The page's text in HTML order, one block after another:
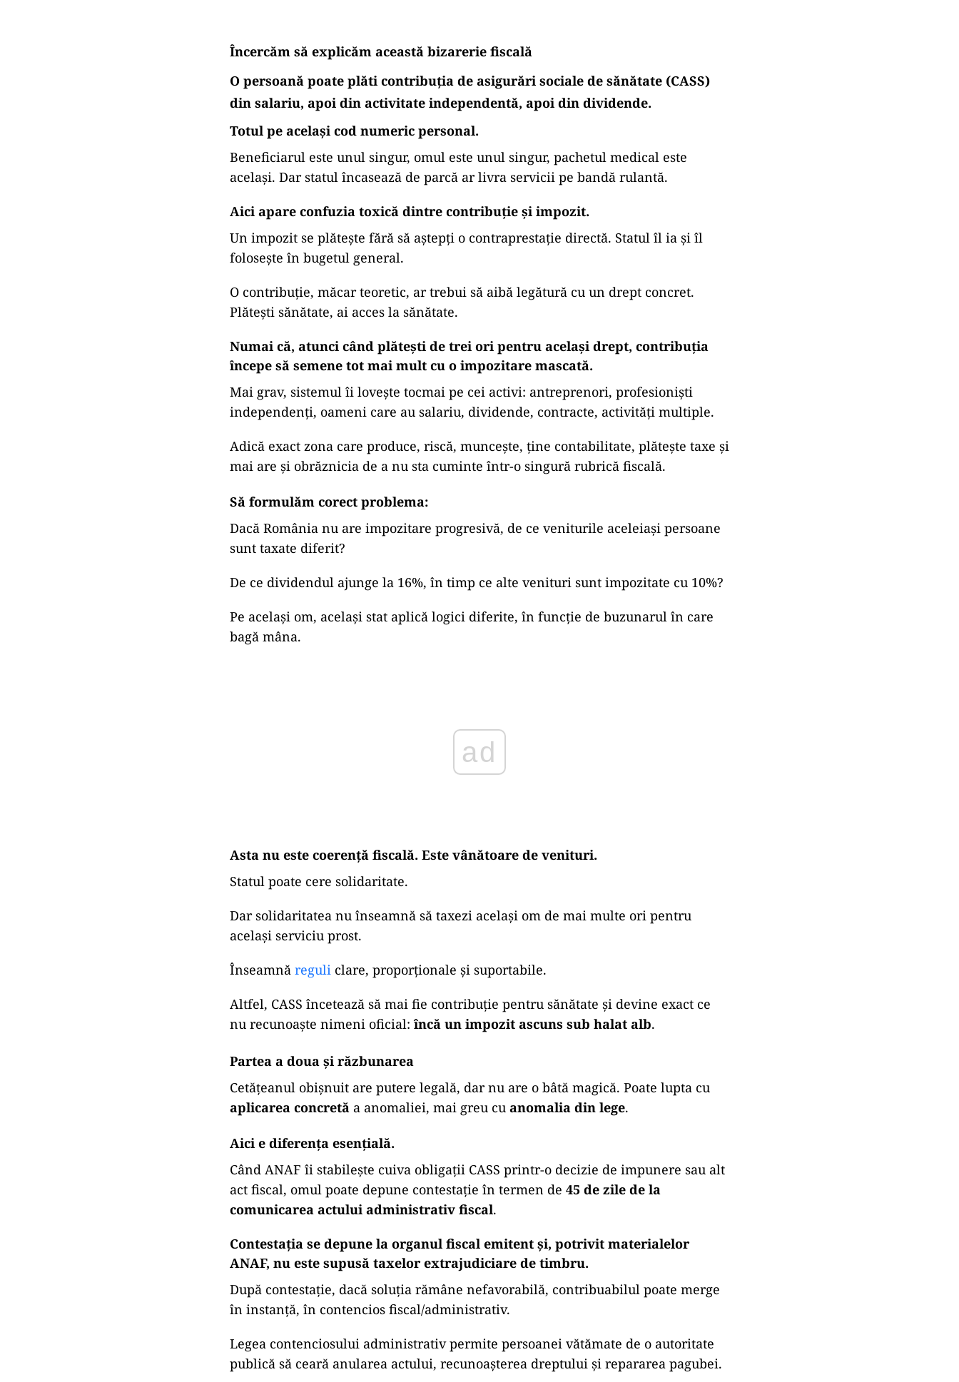
Încercăm să explicăm această bizarerie fiscală
O persoană poate plăti contribuția de asigurări sociale de sănătate (CASS)
din salariu, apoi din activitate independentă, apoi din dividende.
Totul pe același cod numeric personal.
Beneficiarul este unul singur, omul este unul singur, pachetul medical este
același. Dar statul încasează de parcă ar livra servicii pe bandă rulantă.
Aici apare confuzia toxică dintre contribuție și impozit.
Un impozit se plătește fără să aștepți o contraprestație directă. Statul îl ia și îl
folosește în bugetul general.
O contribuție, măcar teoretic, ar trebui să aibă legătură cu un drept concret.
Plătești sănătate, ai acces la sănătate.
Numai că, atunci când plătești de trei ori pentru același drept, contribuția
începe să semene tot mai mult cu o impozitare mascată.
Mai grav, sistemul îi lovește tocmai pe cei activi: antreprenori, profesioniști
independenți, oameni care au salariu, dividende, contracte, activități multiple.
Adică exact zona care produce, riscă, muncește, ține contabilitate, plătește taxe și
mai are și obrăznicia de a nu sta cuminte într-o singură rubrică fiscală.
Să formulăm corect problema:
Dacă România nu are impozitare progresivă, de ce veniturile aceleiași persoane
sunt taxate diferit?
De ce dividendul ajunge la 16%, în timp ce alte venituri sunt impozitate cu 10%?
Pe același om, același stat aplică logici diferite, în funcție de buzunarul în care
bagă mâna.
ad
Asta nu este coerență fiscală. Este vânătoare de venituri.
Statul poate cere solidaritate.
Dar solidaritatea nu înseamnă să taxezi același om de mai multe ori pentru
același serviciu prost.
Înseamnă reguli clare, proporționale și suportabile.
Altfel, CASS încetează să mai fie contribuție pentru sănătate și devine exact ce
nu recunoaște nimeni oficial: încă un impozit ascuns sub halat alb.
Partea a doua și răzbunarea
Cetățeanul obișnuit are putere legală, dar nu are o bâtă magică. Poate lupta cu
aplicarea concretă a anomaliei, mai greu cu anomalia din lege.
Aici e diferența esențială.
Când ANAF îi stabilește cuiva obligații CASS printr-o decizie de impunere sau alt
act fiscal, omul poate depune contestație în termen de 45 de zile de la
comunicarea actului administrativ fiscal.
Contestația se depune la organul fiscal emitent și, potrivit materialelor
ANAF, nu este supusă taxelor extrajudiciare de timbru.
După contestație, dacă soluția rămâne nefavorabilă, contribuabilul poate merge
în instanță, în contencios fiscal/administrativ.
Legea contenciosului administrativ permite persoanei vătămate de o autoritate
publică să ceară anularea actului, recunoașterea dreptului și repararea pagubei.